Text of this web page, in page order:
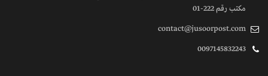
مكتب رقم 222-01
contact@jusoorpost.com
0097145832243